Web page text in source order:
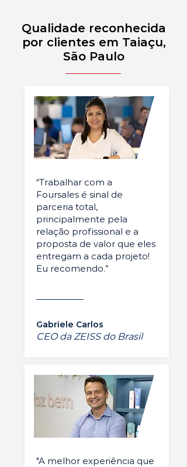
Qualidade reconhecida
por clientes em Taiaçu,
São Paulo
“Trabalhar com a
Foursales é sinal de
parceria total,
principalmente pela
relação profissional e a
proposta de valor que eles
entregam a cada projeto!
Eu recomendo.”
Gabriele Carlos
CEO da ZEISS do Brasil
"A melhor experiência que